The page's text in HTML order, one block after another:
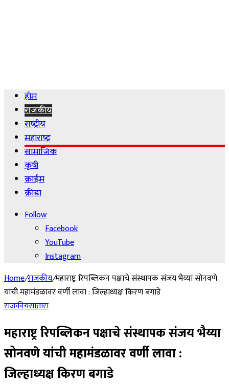
होम
राजकीय
राष्ट्रीय
महाराष्ट्र
सामाजिक
कृषी
क्राईम
क्रीडा
Follow
Facebook
YouTube
Instagram
Home/राजकीय/महाराष्ट्र रिपब्लिकन पक्षाचे संस्थापक संजय भैय्या सोनवणे
यांची महामंडळावर वर्णी लावा : जिल्हाध्यक्ष किरण बगाडे
राजकीयसातारा
महाराष्ट्र रिपब्लिकन पक्षाचे संस्थापक संजय भैय्या
सोनवणे यांची महामंडळावर वर्णी लावा :
जिल्हाध्यक्ष किरण बगाडे